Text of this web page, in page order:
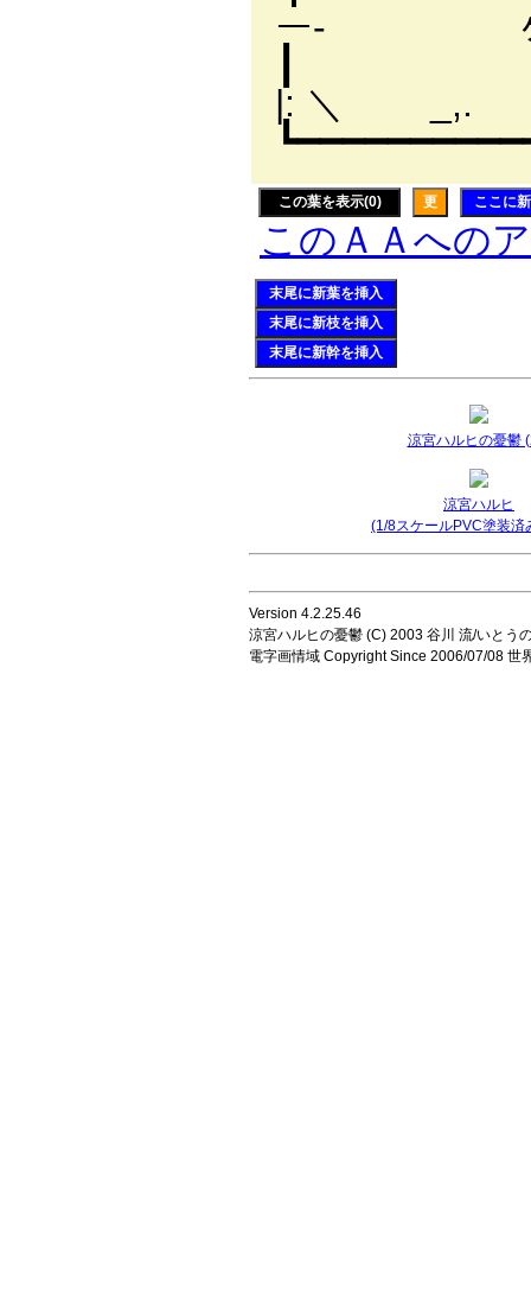
ー‐ ヶｲ
|: ＼ _,.
この葉を表示(0) 更 ここに
このＡＡへの
末尾に新葉を挿入
末尾に新枝を挿入
末尾に新幹を挿入
涼宮ハルヒの憂鬱
涼宮ハルヒ
(1/8スケールPVC塗装済
Version 4.2.25.46
涼宮ハルヒの憂鬱 (C) 2003 谷川 流/いとう
電字画情域 Copyright Since 2006/07/08 世